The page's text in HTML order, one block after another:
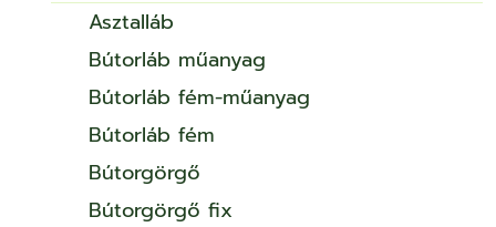
Asztalláb
Bútorláb műanyag
Bútorláb fém-műanyag
Bútorláb fém
Bútorgörgő
Bútorgörgő fix